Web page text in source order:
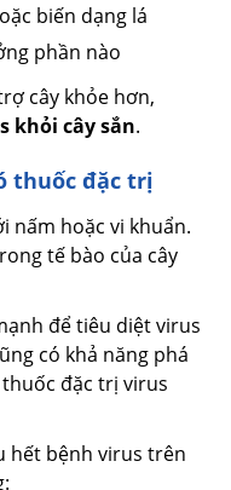
biến dạng lá
phần nào
cây khỏe hơn,
khỏi cây sắn.
thuốc đặc trị
nấm hoặc vi khuẩn.
tế bào của cây
để tiêu diệt virus
có khả năng phá
thuốc đặc trị virus
hết bệnh virus trên